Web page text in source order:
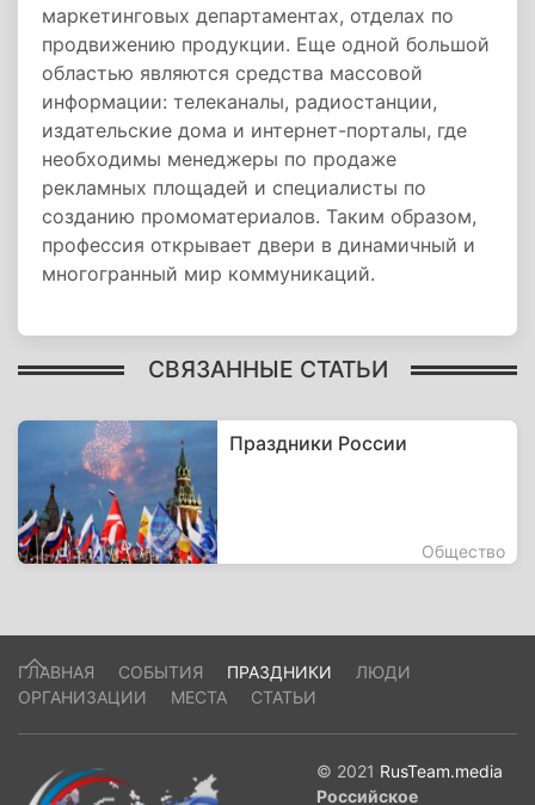
маркетинговых департаментах, отделах по
продвижению продукции. Еще одной большой
областью являются средства массовой
информации: телеканалы, радиостанции,
издательские дома и интернет-порталы, где
необходимы менеджеры по продаже
рекламных площадей и специалисты по
созданию промоматериалов. Таким образом,
профессия открывает двери в динамичный и
многогранный мир коммуникаций.
СВЯЗАННЫЕ СТАТЬИ
Праздники России
Общество
ГЛАВНАЯ СОБЫТИЯ ПРАЗДНИКИ
ЛЮДИ
ОРГАНИЗАЦИИ
МЕСТА СТАТЬИ
© 2021 RusTeam.media
Российское